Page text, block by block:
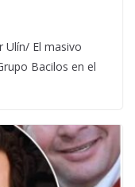
Ulín/ El masivo
Bacilos en el